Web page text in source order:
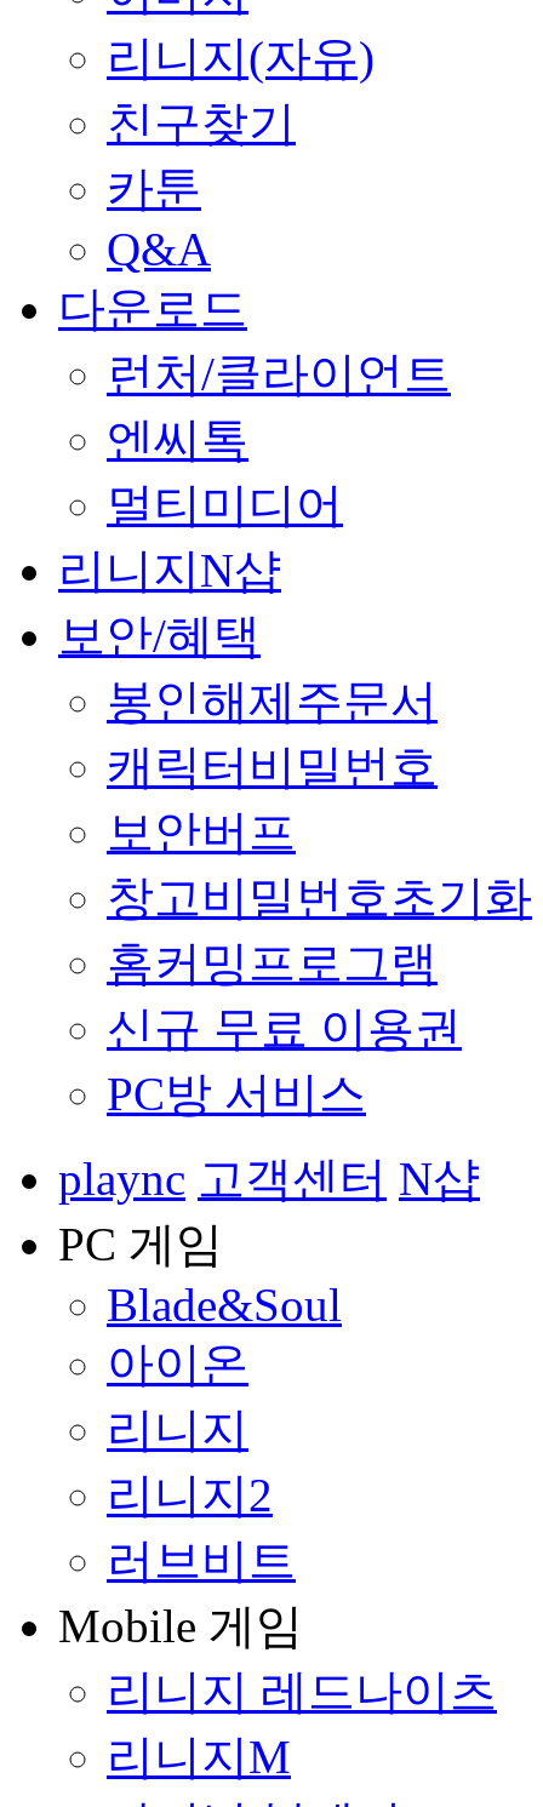
리니지(자유)
친구찾기
카툰
Q&A
다운로드
런처/클라이언트
엔씨톡
멀티미디어
리니지N샵
보안/혜택
봉인해제주문서
캐릭터비밀번호
보안버프
창고비밀번호초기화
홈커밍프로그램
신규 무료 이용권
PC방 서비스
plaync 고객센터 N샵
PC 게임
Blade&Soul
아이온
리니지
리니지2
러브비트
Mobile 게임
리니지 레드나이츠
리니지M